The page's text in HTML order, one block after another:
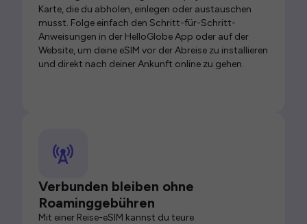
Karte, die du abholen, einlegen oder austauschen
musst. Folge einfach den Schritt-für-Schritt-
Anweisungen in der HelloGlobe App oder auf der
Website, um deine eSIM vor der Abreise zu installieren
und direkt nach deiner Ankunft online zu gehen.
Verbunden bleiben ohne
Roaminggebühren
Mit einer Reise-eSIM kannst du teure